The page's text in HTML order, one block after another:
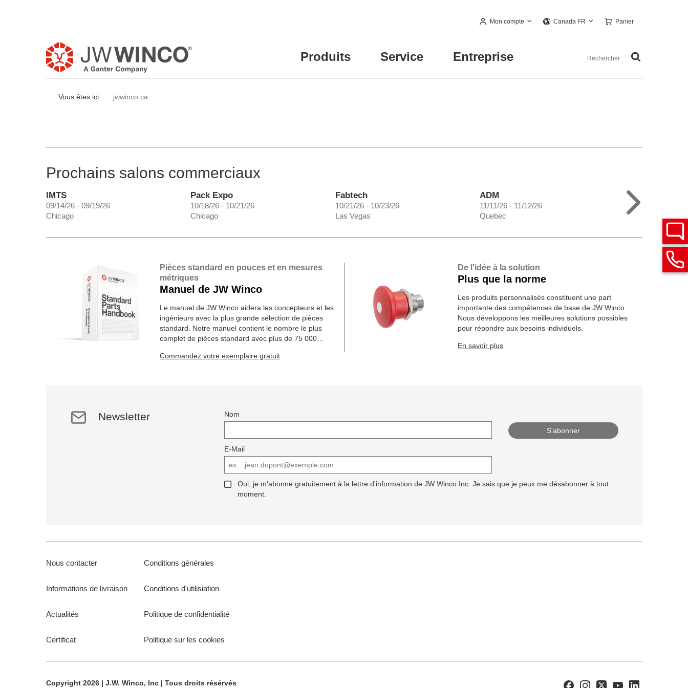
Mon compte Canada FR Panier
Produits Service Entreprise
Vous êtes ici : jwwinco.ca
Prochains salons commerciaux
IMTS
09/14/26 - 09/19/26
Chicago
Pack Expo
10/18/26 - 10/21/26
Chicago
Fabtech
10/21/26 - 10/23/26
Las Vegas
ADM
11/11/26 - 11/12/26
Quebec
Pièces standard en pouces et en mesures
métriques
Manuel de JW Winco
Le manuel de JW Winco aidera les concepteurs et les
ingénieurs avec la plus grande sélection de pièces
standard. Notre manuel contient le nombre le plus
complet de pièces standard avec plus de 75 000
Commandez votre exemplaire gratuit
De l'idée à la solution
Plus que la norme
Les produits personnalisés constituent une part
importante des compétences de base de JW Winco.
Nous développons les meilleures solutions possibles
pour répondre aux besoins individuels.
En savoir plus
Newsletter Nom
E-Mail
Oui, je m'abonne gratuitement à la lettre d'information de JW Winco Inc. Je sais que je peux me désabonner à tout
moment.
Nous contacter
Informations de livraison
Actualités
Certificat
Conditions générales
Conditions d'utilisiation
Politique de confidentialité
Politique sur les cookies
Copyright 2026 | J.W. Winco, Inc | Tous droits résérvés